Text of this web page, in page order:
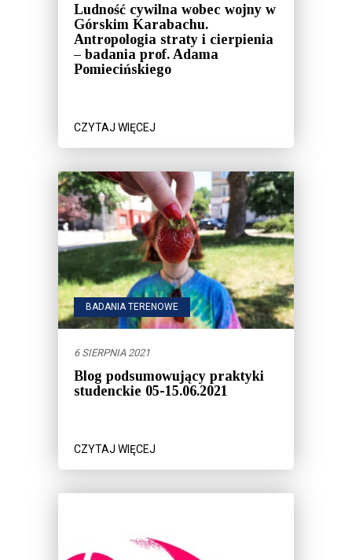
Ludność cywilna wobec wojny w
Górskim Karabachu.
Antropologia straty i cierpienia
– badania prof. Adama
Pomiecińskiego
CZYTAJ WIĘCEJ
BADANIA TERENOWE
6 SIERPNIA 2021
Blog podsumowujący praktyki
studenckie 05-15.06.2021
CZYTAJ WIĘCEJ